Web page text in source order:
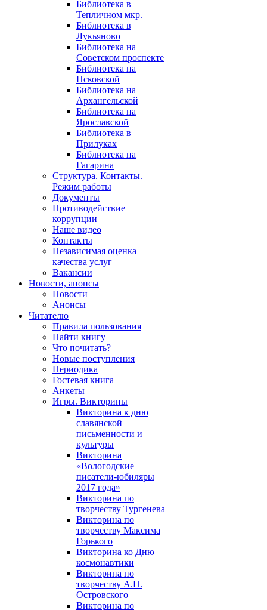
Библиотека в
Тепличном мкр.
Библиотека в
Лукьяново
Библиотека на
Советском проспекте
Библиотека на
Псковской
Библиотека на
Архангельской
Библиотека на
Ярославской
Библиотека в
Прилуках
Библиотека на
Гагарина
Структура. Контакты.
Режим работы
Документы
Противодействие
коррупции
Наше видео
Контакты
Независимая оценка
качества услуг
Вакансии
Новости, анонсы
Новости
Анонсы
Читателю
Правила пользования
Найти книгу
Что почитать?
Новые поступления
Периодика
Гостевая книга
Анкеты
Игры. Викторины
Викторина к дню
славянской
письменности и
культуры
Викторина
«Вологодские
писатели-юбиляры
2017 года»
Викторина по
творчеству Тургенева
Викторина по
творчеству Максима
Горького
Викторина ко Дню
космонавтики
Викторина по
творчеству А.Н.
Островского
Викторина по